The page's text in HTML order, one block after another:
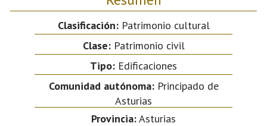
Clasificación:Patrimonio cultural
Clase:Patrimonio civil
Tipo: Edificaciones
Comunidad autónoma:Principado de
Asturias
Provincia:Asturias